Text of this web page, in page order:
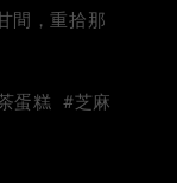
間，重拾那
蛋糕 #芝麻